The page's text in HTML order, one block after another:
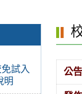
試入
明
公